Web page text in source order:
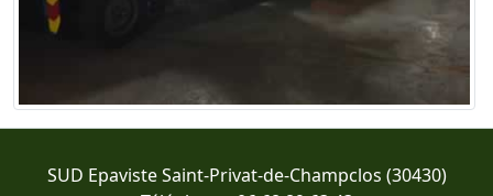
SUD Epaviste Saint-Privat-de-Champclos (30430)